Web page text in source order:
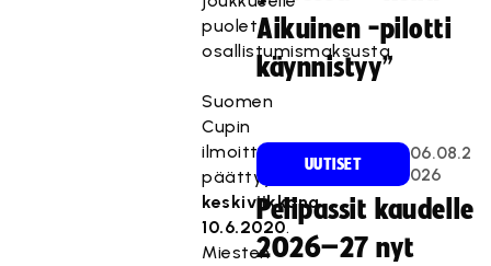
puolet
osallistumismaksusta.
Suomen
Cupin
ilmoittautuminen
päättyy
keskiviikkona
10.6.2020.
Miesten
Aikuinen -pilotti
käynnistyy”
UUTISET
06.08.2
026
Pelipassit kaudelle
2026–27 nyt